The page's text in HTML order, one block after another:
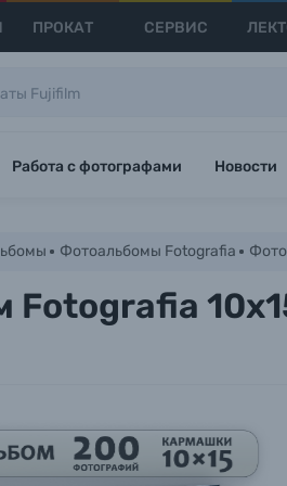
ПРОКАТ СЕРВИС
Работа с фотографами Новости
Фотоальбомы Fotografia
Fotografia